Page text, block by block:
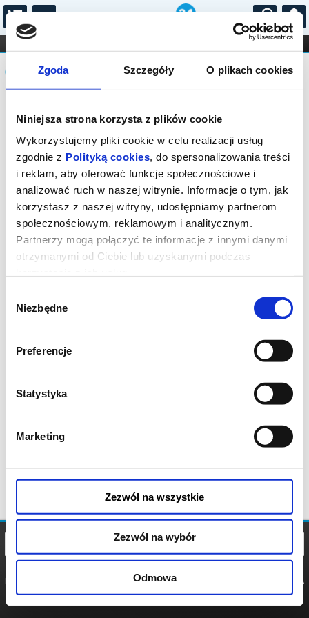
Zgoda Szczegóły O plikach cookies
Niniejsza strona korzysta z plików cookie
Wykorzystujemy pliki cookie w celu realizacji usług
zgodnie z Polityką cookies, do spersonalizowania treści
i reklam, aby oferować funkcje społecznościowe i
analizować ruch w naszej witrynie. Informacje o tym, jak
korzystasz z naszej witryny, udostępniamy partnerom
społecznościowym, reklamowym i analitycznym.
Partnerzy mogą połączyć te informacje z innymi danymi
otrzymanymi od Ciebie lub uzyskanymi podczas
zgody
Niezbędne
Preferencje
Statystyka
Marketing
Zezwól na wszystkie
Zezwól na wybór
Odmowa
...
FILHARMONIA OPERA I BALET
STAND-UP
DLA DZIECI
Komunikat
Sprzedaż biletów on-line na wydarzenie
została zakończona.
POLITYKA
POLITYKA